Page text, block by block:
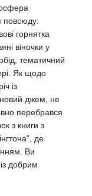
повсюду:
горнятка
віночки у
тематичний
Як щодо
із
джем, не
перебрався
з книги з
де
Ви
добрим